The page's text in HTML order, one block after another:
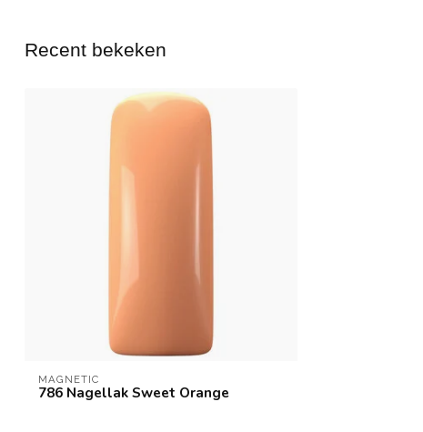
Recent bekeken
MAGNETIC
786 Nagellak Sweet Orange